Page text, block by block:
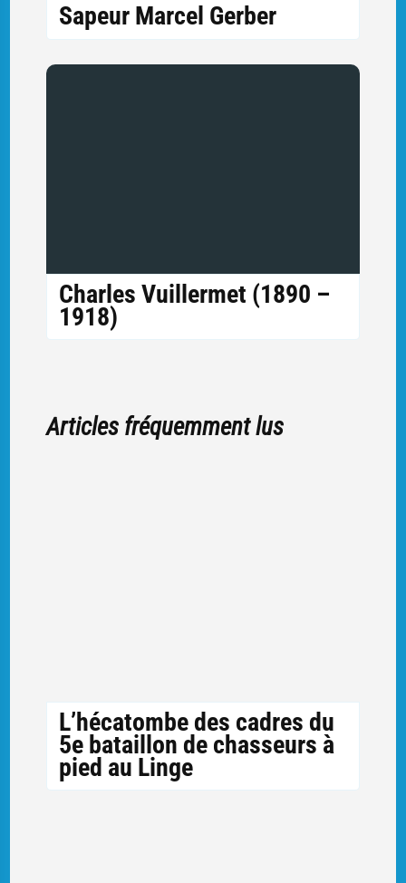
Sapeur Marcel Gerber
Charles Vuillermet (1890 –
1918)
Articles fréquemment lus
L’hécatombe des cadres du
5e bataillon de chasseurs à
pied au Linge